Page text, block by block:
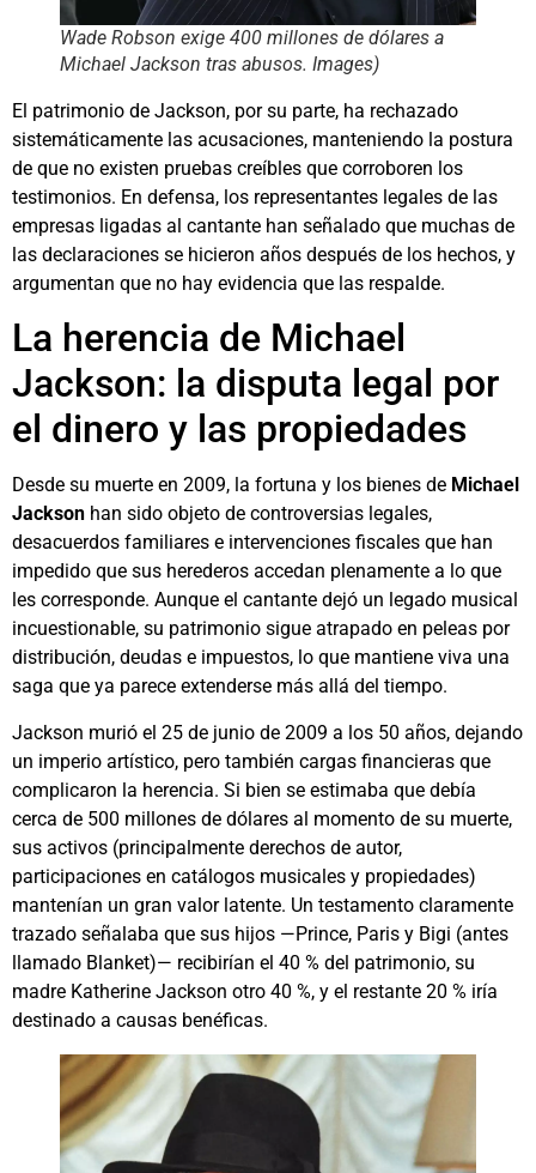
Wade Robson exige 400 millones de dólares a
Michael Jackson tras abusos. Images)
El patrimonio de Jackson, por su parte, ha rechazado
sistemáticamente las acusaciones, manteniendo la postura
de que no existen pruebas creíbles que corroboren los
testimonios. En defensa, los representantes legales de las
empresas ligadas al cantante han señalado que muchas de
las declaraciones se hicieron años después de los hechos, y
argumentan que no hay evidencia que las respalde.
La herencia de Michael
Jackson: la disputa legal por
el dinero y las propiedades
Desde su muerte en 2009, la fortuna y los bienes de Michael
Jackson han sido objeto de controversias legales,
desacuerdos familiares e intervenciones fiscales que han
impedido que sus herederos accedan plenamente a lo que
les corresponde. Aunque el cantante dejó un legado musical
incuestionable, su patrimonio sigue atrapado en peleas por
distribución, deudas e impuestos, lo que mantiene viva una
saga que ya parece extenderse más allá del tiempo.
Jackson murió el 25 de junio de 2009 a los 50 años, dejando
un imperio artístico, pero también cargas financieras que
complicaron la herencia. Si bien se estimaba que debía
cerca de 500 millones de dólares al momento de su muerte,
sus activos (principalmente derechos de autor,
participaciones en catálogos musicales y propiedades)
mantenían un gran valor latente. Un testamento claramente
trazado señalaba que sus hijos —Prince, Paris y Bigi (antes
llamado Blanket)— recibirían el 40 % del patrimonio, su
madre Katherine Jackson otro 40 %, y el restante 20 % iría
destinado a causas benéficas.